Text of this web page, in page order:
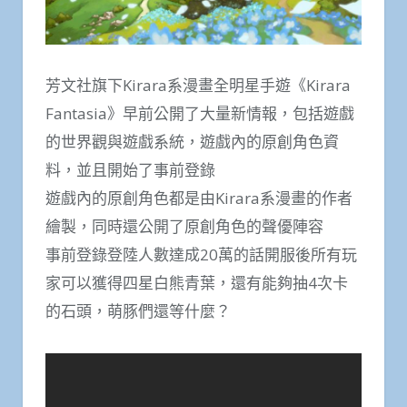
芳文社旗下Kirara系漫畫全明星手遊《Kirara
Fantasia》早前公開了大量新情報，包括遊戲
的世界觀與遊戲系統，遊戲內的原創角色資
料，並且開始了事前登錄
遊戲內的原創角色都是由Kirara系漫畫的作者
繪製，同時還公開了原創角色的聲優陣容
事前登錄登陸人數達成20萬的話開服後所有玩
家可以獲得四星白熊青葉，還有能夠抽4次卡
的石頭，萌豚們還等什麼？